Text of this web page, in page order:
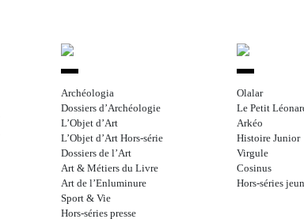
Archéologia
Dossiers d’Archéologie
L’Objet d’Art
L’Objet d’Art Hors-série
Dossiers de l’Art
Art & Métiers du Livre
Art de l’Enluminure
Sport & Vie
Hors-séries presse
Olalar
Le Petit
Arkéo
Histoire Junior
Virgule
Cosinus
Hors-séries